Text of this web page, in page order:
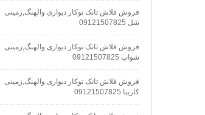
فروش فلاش تانک توکار دیواری والهنگ,زمینی
شل 09121507825
فروش فلاش تانک توکار دیواری والهنگ,زمینی
شواب 09121507825
فروش فلاش تانک توکار دیواری والهنگ,زمینی
کاریبا 09121507825